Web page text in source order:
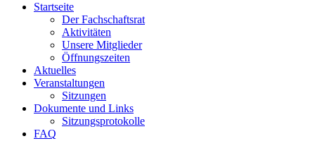
Startseite
Der Fachschaftsrat
Aktivitäten
Unsere Mitglieder
Öffnungszeiten
Aktuelles
Veranstaltungen
Sitzungen
Dokumente und Links
Sitzungsprotokolle
FAQ